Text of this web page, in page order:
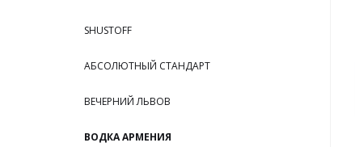
SHUSTOFF
АБСОЛЮТНЫЙ СТАНДАРТ
ВЕЧЕРНИЙ ЛЬВОВ
ВОДКА АРМЕНИЯ